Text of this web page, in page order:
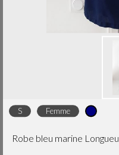
S femme
Robe bleu marine
femme